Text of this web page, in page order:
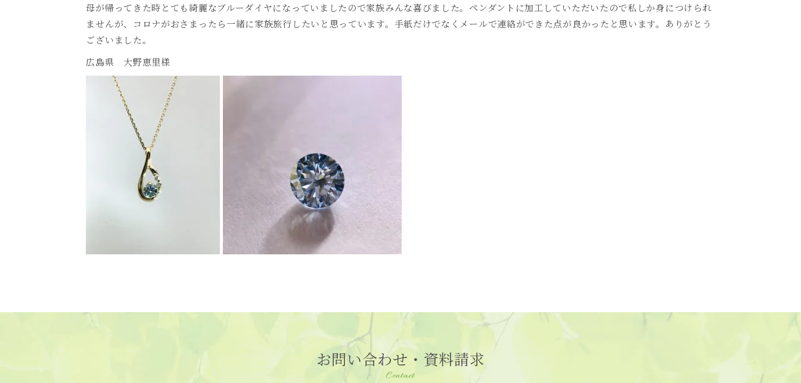
母が帰ってきた時とても綺麗なブルーダイヤになっていましたので家族みんな喜びました。ペンダントに加工していただいたので私しか身につけられ
ませんが、コロナがおさまったら一緒に家族旅行したいと思っています。手紙だけでなくメールで連絡ができた点が良かったと思います。ありがとう
ございました。
広島県 大野恵里様
お問い合わせ・資料請求
Contact